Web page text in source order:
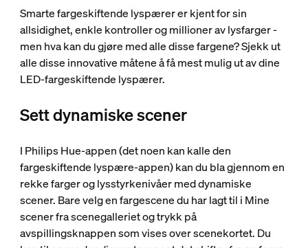
Smarte fargeskiftende lyspærer er kjent for sin
allsidighet, enkle kontroller og millioner av lysfarger -
men hva kan du gjøre med alle disse fargene? Sjekk ut
alle disse innovative måtene å få mest mulig ut av dine
LED-fargeskiftende lyspærer.
Sett dynamiske scener
I Philips Hue-appen (det noen kan kalle den
fargeskiftende lyspære-appen) kan du bla gjennom en
rekke farger og lysstyrkenivåer med dynamiske
scener. Bare velg en fargescene du har lagt til i Mine
scener fra scenegalleriet og trykk på
avspillingsknappen som vises over scenekortet. Du